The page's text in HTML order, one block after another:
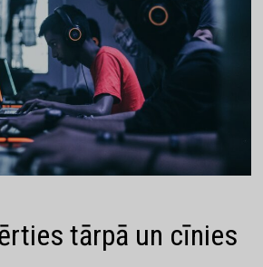
tārpā un cīnies